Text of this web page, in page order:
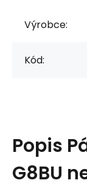
Výrobce:
Kód:
Popis
G8BU